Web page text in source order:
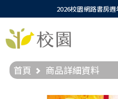
2026校園網路書房
首頁 商品詳細資料